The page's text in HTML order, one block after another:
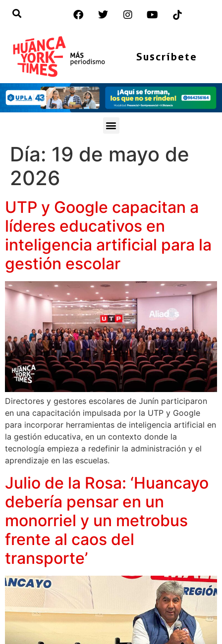
Suscríbete
Día: 19 de mayo de
2026
UTP y Google capacitan a
líderes educativos en
inteligencia artificial para la
gestión escolar
Directores y gestores escolares de Junín participaron
en una capacitación impulsada por la UTP y Google
para incorporar herramientas de inteligencia artificial en
la gestión educativa, en un contexto donde la
tecnología empieza a redefinir la administración y el
aprendizaje en las escuelas.
Julio de la Rosa: ‘Huancayo
debería pensar en un
monorriel y un metrobus
frente al caos del
transporte’